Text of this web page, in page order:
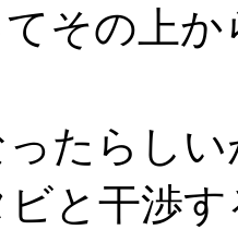
その上
たらしい
と干渉